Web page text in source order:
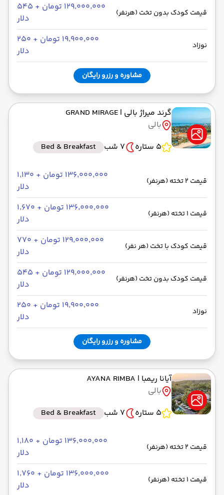
قیمت کودک بدون تخت (هرنفر)
۱۲۹٬۰۰۰٬۰۰۰ تومان + ۵۴۵
دلار
نوزاد
۱۹٬۹۰۰٬۰۰۰ تومان + ۲۵۰
دلار
مشاوره و رزرو رایگان
گرند میراژ بالی | GRAND MIRAGE
بالی
5 ستاره
7 شب Bed & Breakfast
قیمت 2 تخته (هرنفر)
۱۳۶٬۰۰۰٬۰۰۰ تومان + ۱٬۱۳۰
دلار
قیمت 1 تخته (هرنفر)
۱۳۶٬۰۰۰٬۰۰۰ تومان + ۱٬۶۷۰
دلار
قیمت کودک با تخت (هر نفر)
۱۲۹٬۰۰۰٬۰۰۰ تومان + ۷۷۰
دلار
قیمت کودک بدون تخت (هرنفر)
۱۲۹٬۰۰۰٬۰۰۰ تومان + ۵۴۵
دلار
نوزاد
۱۹٬۹۰۰٬۰۰۰ تومان + ۲۵۰
دلار
مشاوره و رزرو رایگان
آیانا ریمبا | AYANA RIMBA
بالی
5 ستاره
7 شب Bed & Breakfast
قیمت 2 تخته (هرنفر)
۱۳۶٬۰۰۰٬۰۰۰ تومان + ۱٬۱۸۰
دلار
قیمت 1 تخته (هرنفر)
۱۳۶٬۰۰۰٬۰۰۰ تومان + ۱٬۷۶۰
دلار